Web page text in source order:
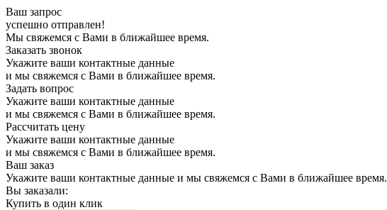
Ваш запрос
успешно отправлен!
Мы свяжемся с Вами в ближайшее время.
Заказать звонок
Укажите ваши контактные данные
и мы свяжемся с Вами в ближайшее время.
Задать вопрос
Укажите ваши контактные данные
и мы свяжемся с Вами в ближайшее время.
Рассчитать цену
Укажите ваши контактные данные
и мы свяжемся с Вами в ближайшее время.
Ваш заказ
Укажите ваши контактные данные и мы свяжемся с Вами в ближайшее время.
Вы заказали:
Купить в один клик